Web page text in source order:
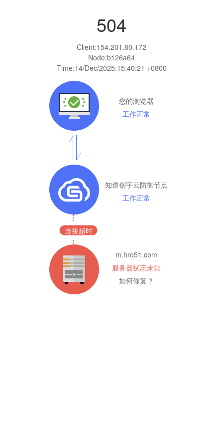
504
Client:154.201.80.172
Node:b126a64
Time:14/Dec/2025:15:40:21 +0800
您的浏览器
工作正常
知道创宇云防御节点
工作正常
连接超时
m.hro51.com
服务器状态未知
如何修复？